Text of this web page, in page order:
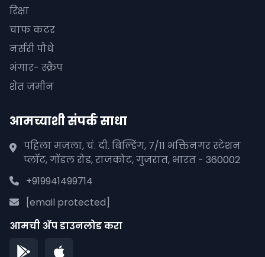
रिक्षा
चाफ कटर
नर्सरी पौधे
भंगार- स्क्रैप
शेत जमीन
आमच्याशी संपर्क साधा
पहिला मजला, चं. दी. बिल्डिंग, 7/11 भक्तिनगर स्टेशन
प्लॉट, गोंडल रोड, राजकोट, गुजरात, भारत - 360002
+919941499714
[email protected]
आमची अ‍ॅप डाउनलोड करा